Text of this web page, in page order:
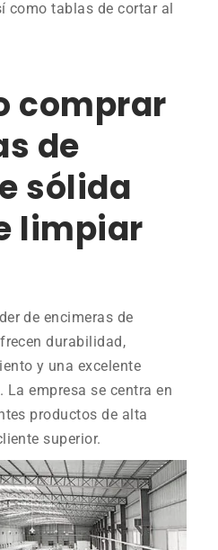
como tablas de cortar al
comprar
de
sólida
limpiar
de encimeras de
durabilidad,
y una excelente
empresa se centra en
productos de alta
superior.